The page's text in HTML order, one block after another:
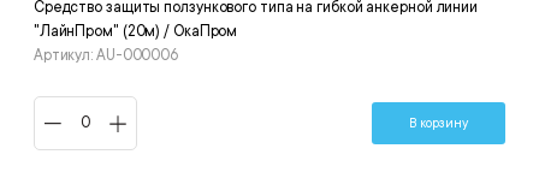
Средство защиты ползункового типа на гибкой анкерной линии
"ЛайнПром" (20м) / ОкаПром
Артикул: AU-000006
В корзину